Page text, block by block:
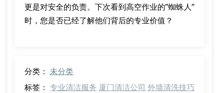
更是对安全的负责。下次看到高空作业的”蜘蛛人”
时，您是否已经了解他们背后的专业价值？
分类： 未分类
标签： 专业清洁服务 厦门清洁公司 外墙清洗技巧